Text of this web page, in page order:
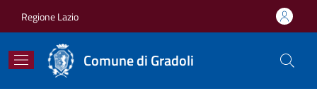
Regione Lazio
Comune di Gradoli